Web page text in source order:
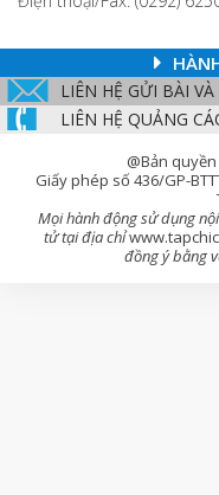
LIÊN HỆ GỬI BÀI
LIÊN HỆ QUẢNG
@Bản
Giấy phép số 436/GP-
Mọi hành động sử dụng
tử tại địa chỉ
đồng ý bằng